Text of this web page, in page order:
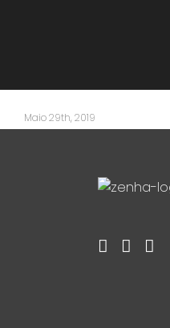
Maio 29th, 2019